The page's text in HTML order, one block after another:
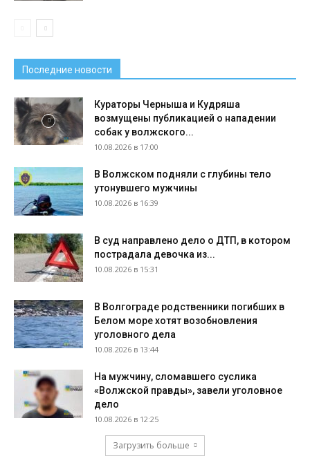
Последние новости
Кураторы Черныша и Кудряша
возмущены публикацией о нападении
собак у волжского...
10.08.2026 в 17:00
В Волжском подняли с глубины тело
утонувшего мужчины
10.08.2026 в 16:39
В суд направлено дело о ДТП, в котором
пострадала девочка из...
10.08.2026 в 15:31
В Волгограде родственники погибших в
Белом море хотят возобновления
уголовного дела
10.08.2026 в 13:44
На мужчину, сломавшего суслика
«Волжской правды», завели уголовное
дело
10.08.2026 в 12:25
Загрузить больше